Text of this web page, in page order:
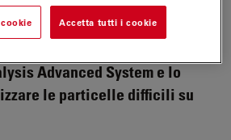
Advanced System e lo
le particelle difficili su
Accetta tutti i cookie